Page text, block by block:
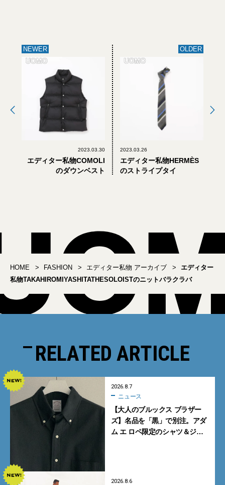
NEWER
2023.03.30
エディター私物COMOLI
のダウンベスト
OLDER
2023.03.26
エディター私物HERMÈS
のストライプタイ
HOME FASHION エディター私物 アーカイブ
エディター
私物TAKAHIROMIYASHITATHESOLOISTのニットバラクラバ
RELATED ARTICLE
2026.8.7
ニュース
【大人のブルックス ブラザー
ズ】名品を「黒」で別注。アダ
ム エ ロペ限定のシャツ＆ジャ
2026.8.6